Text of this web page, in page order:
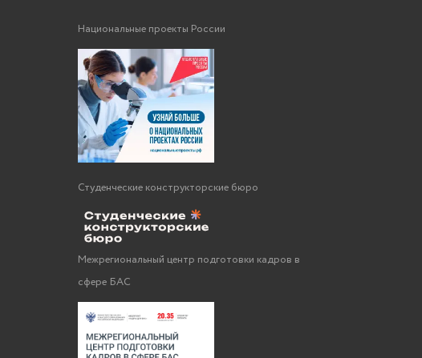
Национальные проекты России
Студенческие конструкторские бюро
Межрегиональный центр подготовки кадров в
сфере БАС